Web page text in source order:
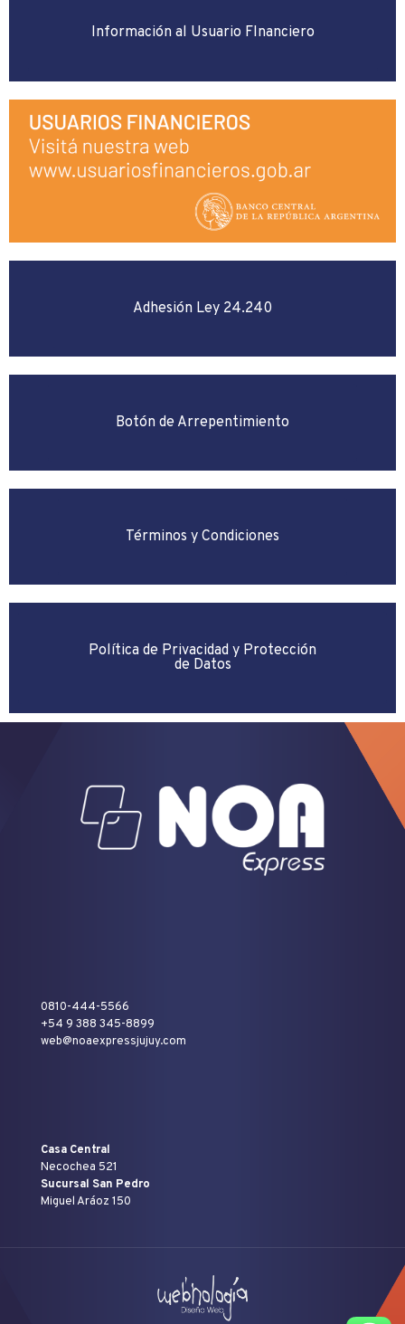
Información al Usuario FInanciero
Adhesión Ley 24.240
Botón de Arrepentimiento
Términos y Condiciones
Política de Privacidad y Protección
de Datos
0810-444-5566
+54 9 388 345-8899
web@noaexpressjujuy.com
Casa Central
Necochea 521
Sucursal San Pedro
Miguel Aráoz 150